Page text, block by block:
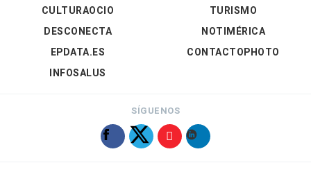
CULTURAOCIO
DESCONECTA
EPDATA.ES
INFOSALUS
TURISMO
NOTIMÉRICA
CONTACTOPHOTO
SÍGUENOS